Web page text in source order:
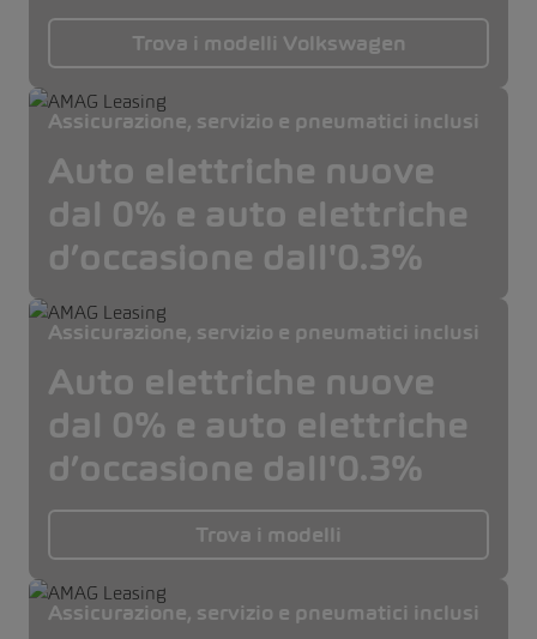
Trova i modelli Volkswagen
Assicurazione, servizio e pneumatici inclusi
Auto elettriche nuove
dal 0% e auto elettriche
d’occasione dall'0.3%
Assicurazione, servizio e pneumatici inclusi
Auto elettriche nuove
dal 0% e auto elettriche
d’occasione dall'0.3%
Trova i modelli
Assicurazione, servizio e pneumatici inclusi